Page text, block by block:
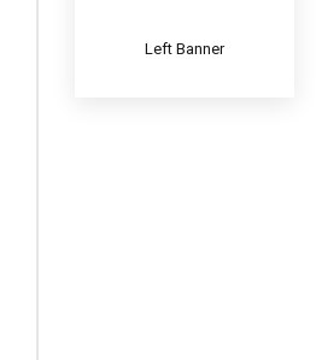
Left Banner